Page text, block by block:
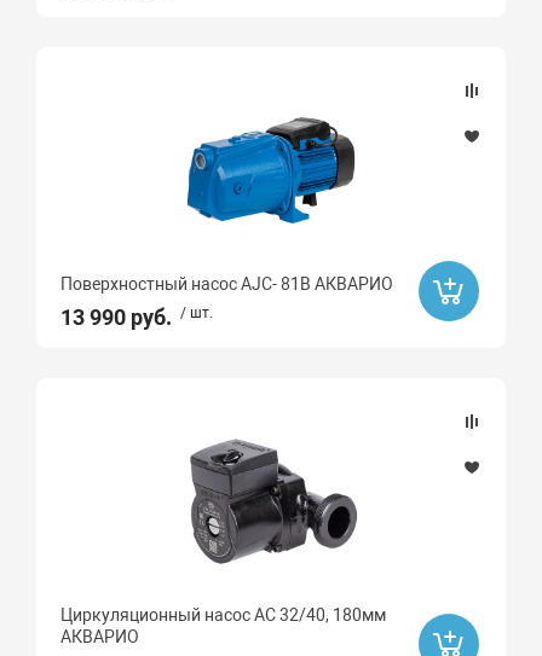
Поверхностный насос AJC- 81B АКВАРИО
13 990 руб. / шт.
Циркуляционный насос AC 32/40, 180мм
АКВАРИО